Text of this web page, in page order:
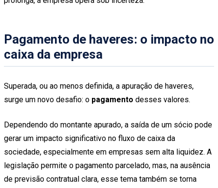
Pagamento de haveres: o impacto no
caixa da empresa
Superada, ou ao menos definida, a apuração de haveres,
surge um novo desafio: o pagamento desses valores.
Dependendo do montante apurado, a saída de um sócio pode
gerar um impacto significativo no fluxo de caixa da
sociedade, especialmente em empresas sem alta liquidez. A
legislação permite o pagamento parcelado, mas, na ausência
de previsão contratual clara, esse tema também se torna